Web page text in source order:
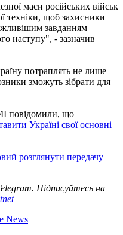
маси російських військ
техніки, щоб захисники
завданням
наступу", - зазначив
потраплять не лише
зможуть зібрати для
повідомили, що
Україні свої основні
розглянути передачу
Підписуйтесь на
News